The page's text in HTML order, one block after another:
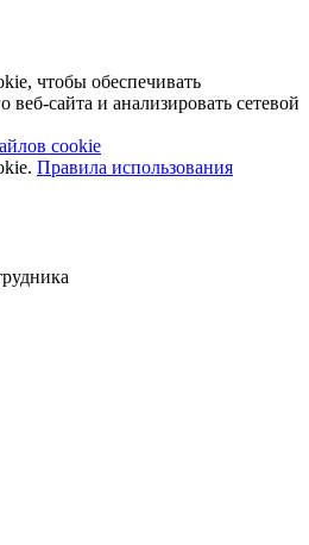
чтобы обеспечивать
сайта и анализировать сетевой
cookie
Правила использования